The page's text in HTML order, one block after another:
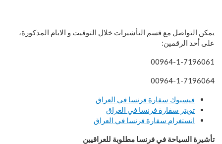
يمكن التواصل مع قسم التأشيرات خلال التوقيت و الايام المذكورة،
على أحد الرقمين:
00964-1-7196061
00964-1-7196064
فيسبوك سفارة فرنسا في العراق
تويتر سفارة فرنسا في العراق
انستغرام سفارة فرنسا في العراق
تأشيرة السياحة في فرنسا مطلوبة للعراقيين